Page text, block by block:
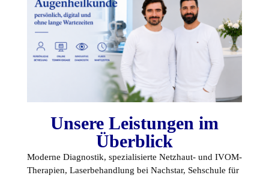
Unsere Leistungen im
Überblick
Moderne Diagnostik, spezialisierte Netzhaut- und IVOM-
Therapien, Laserbehandlung bei Nachstar, Sehschule für